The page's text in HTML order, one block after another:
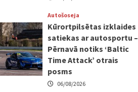
Autošoseja
Kūrortpilsētas izklaides
satiekas ar autosportu –
Pērnavā notiks ‘Baltic
Time Attack’ otrais
posms
06/08/2026